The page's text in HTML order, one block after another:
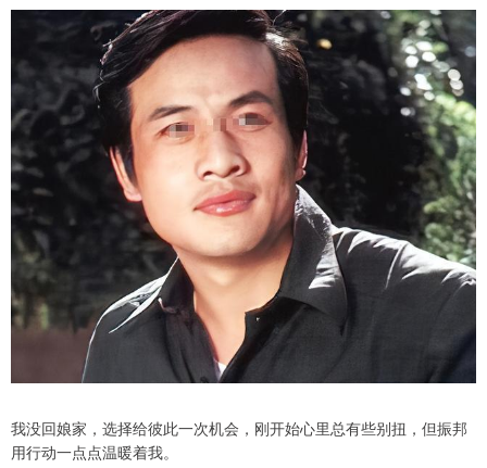
我没回娘家，选择给彼此一次机会，刚开始心里总有些别扭，但振邦
用行动一点点温暖着我。